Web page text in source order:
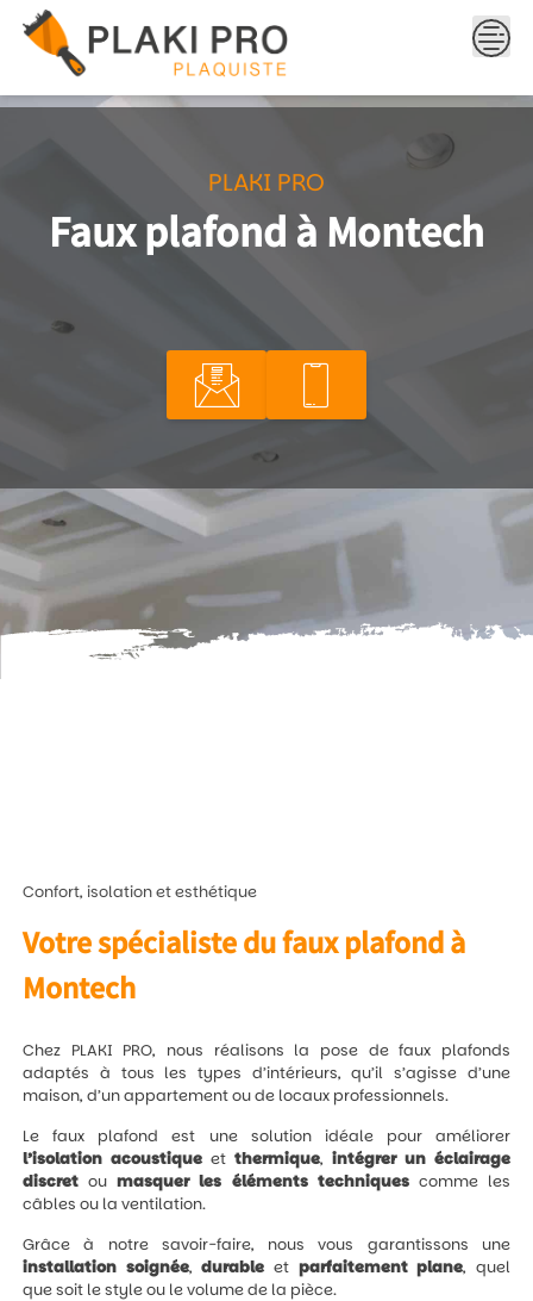
content
PLAKI PRO
Faux plafond à Montech
Confort, isolation et esthétique
Votre spécialiste du faux plafond à
Montech
Chez PLAKI PRO, nous réalisons la pose de faux plafonds
adaptés à tous les types d’intérieurs, qu’il s’agisse d’une
maison, d’un appartement ou de locaux professionnels.
Le faux plafond est une solution idéale pour améliorer
l’isolation acoustique et thermique, intégrer un éclairage
discret ou masquer les éléments techniquescomme les
câbles ou la ventilation.
Grâce à notre savoir-faire, nous vous garantissons une
installation soignée,durable et parfaitement plane, quel
que soit le style ou le volume de la pièce.